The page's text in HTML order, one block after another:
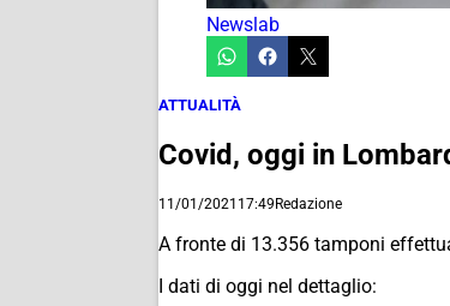
Newslab
ATTUALITÀ
Covid, oggi in
11/01/2021 17:49Redazione
A fronte di 13.356 tamponi
I dati di oggi nel dettaglio: